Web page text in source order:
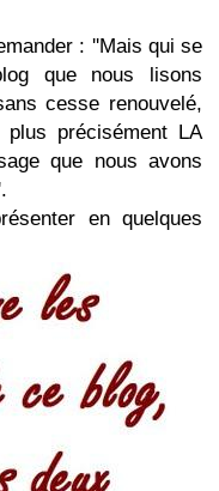
: ''Mais qui se
que nous lisons
cesse renouvelé,
précisément LA
que nous avons
en quelques